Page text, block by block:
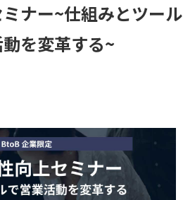
サービス
ドセールス研修・トレーニング
ナー~仕組みとツール
を変革する~